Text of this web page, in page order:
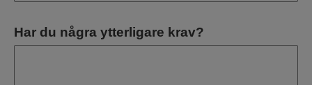
Har du några ytterligare krav?